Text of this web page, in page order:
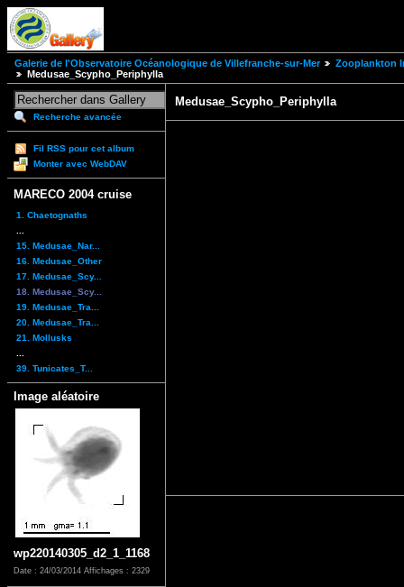
Galerie de l'Observatoire Océanologique de Villefranche-sur-Mer
Zooplankton
Medusae_Scypho_Periphylla
Recherche avancée
Fil RSS pour cet album
Monter avec WebDAV
MARECO 2004 cruise
1. Chaetognaths
15. Medusae_Nar...
16. Medusae_Other
17. Medusae_Scy...
18. Medusae_Scy...
19. Medusae_Tra...
20. Medusae_Tra...
21. Mollusks
39. Tunicates_T...
Image aléatoire
wp220140305_d2_1_1168
Date : 24/03/2014 Affichages : 2329
Medusae_Scypho_Periphylla